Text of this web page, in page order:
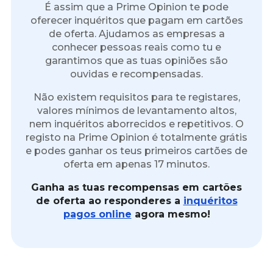
É assim que a Prime Opinion te pode
oferecer inquéritos que pagam em cartões
de oferta. Ajudamos as empresas a
conhecer pessoas reais como tu e
garantimos que as tuas opiniões são
ouvidas e recompensadas.
Não existem requisitos para te registares,
valores mínimos de levantamento altos,
nem inquéritos aborrecidos e repetitivos. O
registo na Prime Opinion é totalmente grátis
e podes ganhar os teus primeiros cartões de
oferta em apenas 17 minutos.
Ganha as tuas recompensas em cartões
de oferta ao responderes a inquéritos
pagos online agora mesmo!